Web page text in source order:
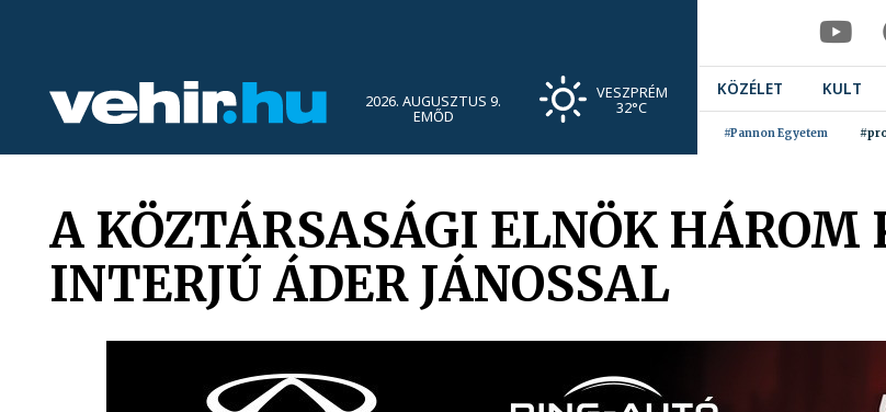
2026. AUGUSZTUS 9.
EMŐD
VESZPRÉM
32°C
KÖZÉLET KULT
#Pannon Egyetem
A KÖZTÁRSASÁGI ELNÖK HÁROM
INTERJÚ ÁDER JÁNOSSAL